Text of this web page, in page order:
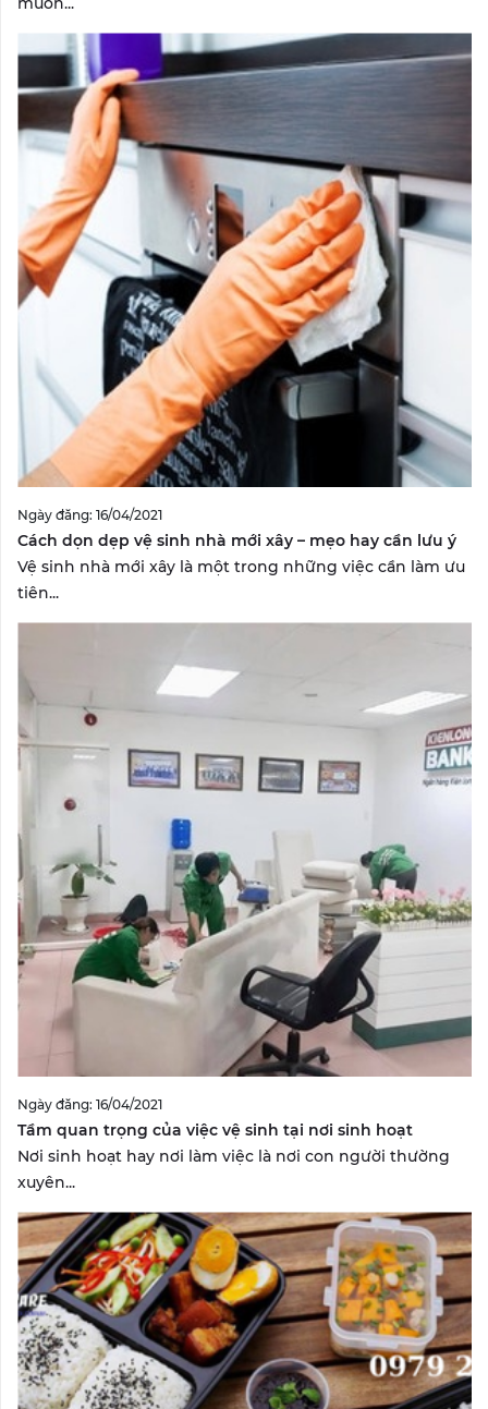
Ngày đăng: 16/04/2021
Cách dọn dẹp vệ sinh nhà mới xây – mẹo hay cần lưu ý
Vệ sinh nhà mới xây là một trong những việc cần làm ưu
tiên...
Ngày đăng: 16/04/2021
Tầm quan trọng của việc vệ sinh tại nơi sinh hoạt
Nơi sinh hoạt hay nơi làm việc là nơi con người thường
xuyên...